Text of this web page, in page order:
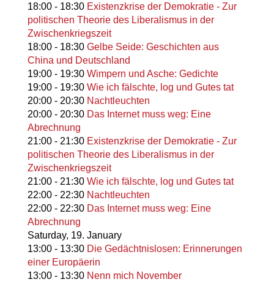
18:00- 18:30 Existenzkrise der Demokratie - Zur
politischen Theorie des Liberalismus in der
Zwischenkriegszeit
18:00- 18:30 Gelbe Seide: Geschichten aus
China und Deutschland
19:00- 19:30 Wimpern und Asche: Gedichte
19:00- 19:30 Wie ich fälschte, log und Gutes tat
20:00- 20:30 Nachtleuchten
20:00- 20:30 Das Internet muss weg: Eine
Abrechnung
21:00- 21:30 Existenzkrise der Demokratie - Zur
politischen Theorie des Liberalismus in der
Zwischenkriegszeit
21:00- 21:30 Wie ich fälschte, log und Gutes tat
22:00- 22:30 Nachtleuchten
22:00- 22:30 Das Internet muss weg: Eine
Abrechnung
Saturday, 19. January
13:00- 13:30 Die Gedächtnislosen: Erinnerungen
einer Europäerin
13:00- 13:30 Nenn mich November